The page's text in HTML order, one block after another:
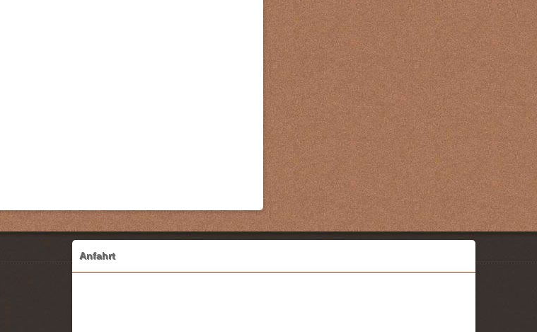
Anfahrt